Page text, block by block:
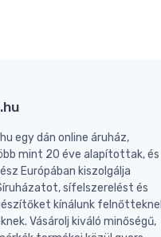
egy dán online áruház,
mint 20 éve alapítottak, és
Európában kiszolgálja
sífelszerelést és
kínálunk
Vásárolj kiváló minőségű,